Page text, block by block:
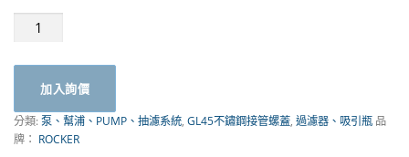
GL45
瓶
瓶
蓋
加入詢價
分類:泵、幫浦、PUMP、抽濾系統, GL45不鏽鋼接管螺蓋, 過濾器、吸引瓶 品
牌： ROCKER